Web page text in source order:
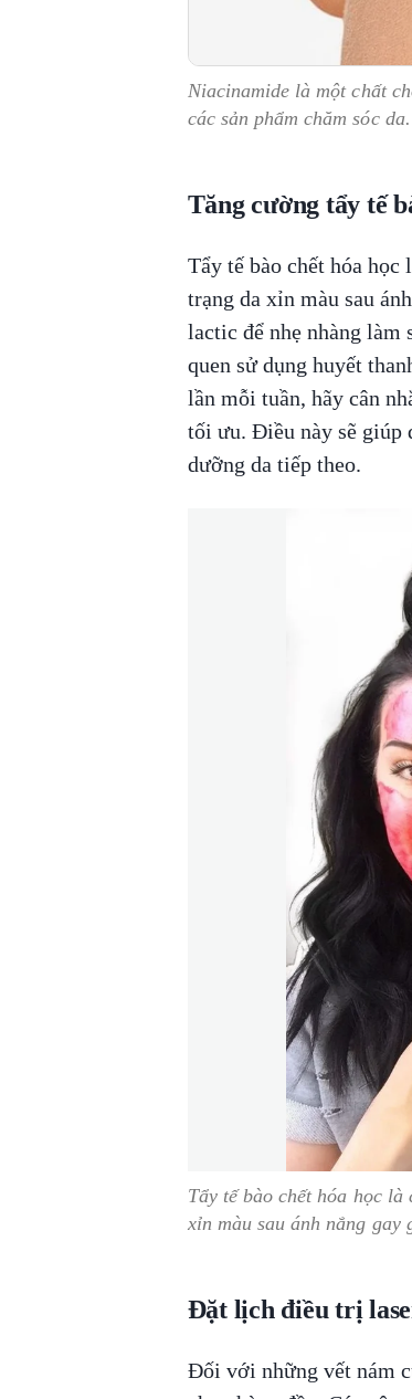
Niacinamide là một chất
các sản phẩm chăm sóc da.
Tăng cường tẩy tế
Tẩy tế bào chết hóa học
trạng da xỉn màu sau
lactic để nhẹ nhàng làm
quen sử dụng huyết
lần mỗi tuần, hãy cân
tối ưu. Điều này sẽ giúp
dưỡng da tiếp theo.
Tẩy tế bào chết hóa học
xỉn màu sau ánh nắng gay
Đặt lịch điều trị
Đối với những vết nám